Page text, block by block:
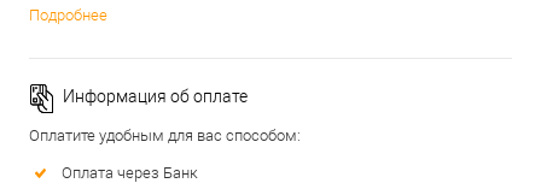
Подробнее
Информация об оплате
Оплатите удобным для вас способом:
Оплата через Банк